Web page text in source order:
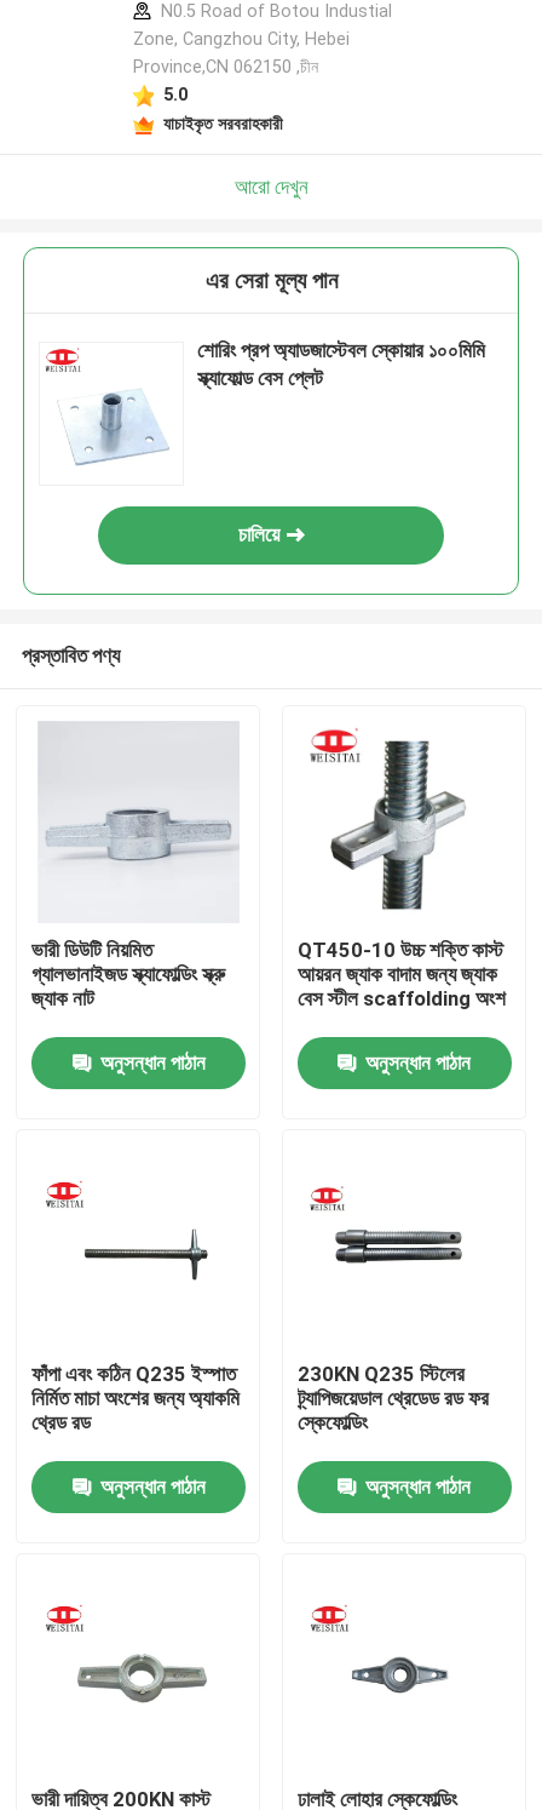
পণ্য
আমাদের সম্পর্কে
মান নিয়ন্ত্রণ
যোগাযোগ করুন
ফ্রেম ভারা পার্টস
N0.5 Road of Botou Industial
Zone, Cangzhou City, Hebei
Province,CN 062150 ,চীন
5.0
যাচাইকৃত সরবরাহকারী
আরো দেখুন
এর সেরা মূল্য পান
শোরিং প্রপ অ্যাডজাস্টেবল স্কোয়ার ১০০মিমি
স্ক্যাফোল্ড বেস প্লেট
চালিয়ে
প্রস্তাবিত পণ্য
ভারী ডিউটি ​​নিয়মিত
গ্যালভানাইজড স্ক্যাফোল্ডিং স্ক্রু
জ্যাক নাট
অনুসন্ধান পাঠান
QT450-10 উচ্চ শক্তি কাস্ট
আয়রন জ্যাক বাদাম জন্য জ্যাক
বেস স্টীল scaffolding অংশ
অনুসন্ধান পাঠান
ফাঁপা এবং কঠিন Q235 ইস্পাত
নির্মিত মাচা অংশের জন্য অ্যাকমি
থ্রেড রড
অনুসন্ধান পাঠান
230KN Q235 স্টিলের
ট্র্যাপিজয়েডাল থ্রেডেড রড ফর
স্কেফোল্ডিং
অনুসন্ধান পাঠান
ভারী দায়িত্ব 200KN কাস্ট ঢালাই লোহার স্কেফোল্ডিং